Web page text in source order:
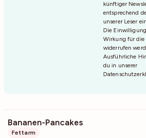
künftiger
entsprechend
unserer Leser
Die
Wirkung für
widerrufen
Ausführliche
du in unserer
Bananen-Pancakes
Fettarm